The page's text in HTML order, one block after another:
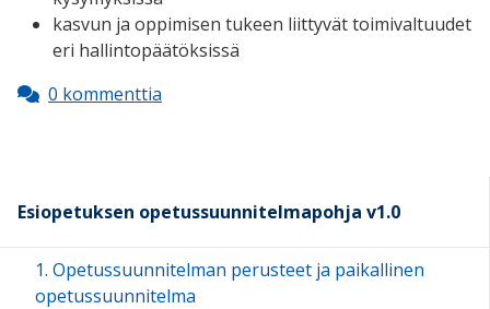
kasvun ja oppimisen tukeen liittyvät toimivaltuudet
eri hallintopäätöksissä
0 kommenttia
Esiopetuksen opetussuunnitelmapohja v1.0
1. Opetussuunnitelman perusteet ja paikallinen
opetussuunnitelma